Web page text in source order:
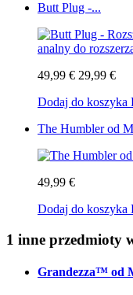
Butt Plug -...
49,99 € 29,99 €
Dodaj do koszyka
The Humbler od
49,99 €
Dodaj do koszyka
1 inne przedmioty
Grandezza™ od